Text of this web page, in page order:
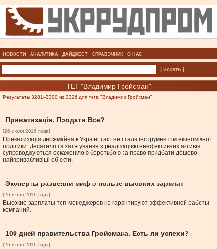
НОВОСТИ АНАЛИТИКА ДАЙДЖЕСТ СПРАВОЧНИК О НАС
| искать |
ТЕГ "Владимир Гройсман"
Результаты 3281–3300 из 3326 для тега "Владимир Гройсман".
Приватизація. Продати Все?
[26 июля 2016 года]
Приватизація держмайна в Україні так і не стала інструментом економічної
політики. Десятиліття затягування з реалізацією неефективних активів
супроводжуються оскаженілою боротьбою за право придбати дешево
найпривабливіші об’єкти.
Эксперты развеяли миф о пользе высоких зарплат
[26 июля 2016 года]
Высокие зарплаты топ-менеджеров не гарантируют эффективной работы
компаний.
100 дней правительства Гройсмана. Есть ли успехи?
[26 июля 2016 года]